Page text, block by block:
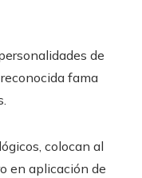
de
fama
colocan al
en aplicación de